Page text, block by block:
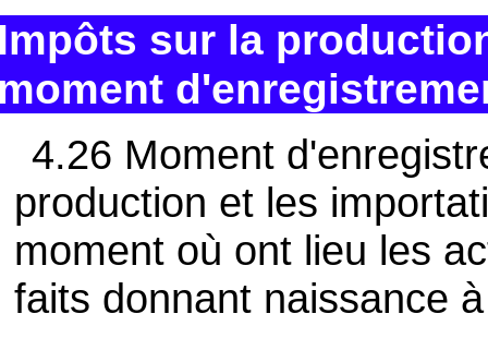
sur la
4.26 Moment
production et les
moment où ont lieu les
faits donnant naissance